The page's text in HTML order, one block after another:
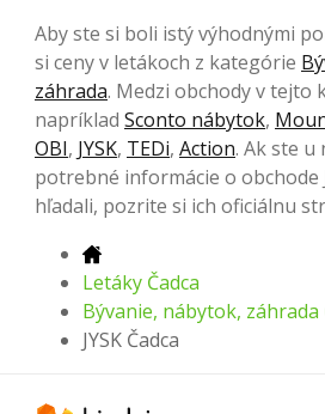
Aby ste si boli istý výhodnými
si ceny v letákoch z kategórie
záhrada. Medzi obchody v tejto
napríklad Sconto nábytok,
OBI, JYSK, TEDi, Action. Ak ste u
potrebné informácie o obchode
hľadali, pozrite si ich oficiálnu
Letáky Čadca
Bývanie, nábytok, záhrada
JYSK Čadca